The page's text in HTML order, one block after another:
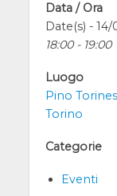
Data / Ora
Date(s) - 14/
18:00 - 19:00
Luogo
Pino
Torino
Categorie
Eventi